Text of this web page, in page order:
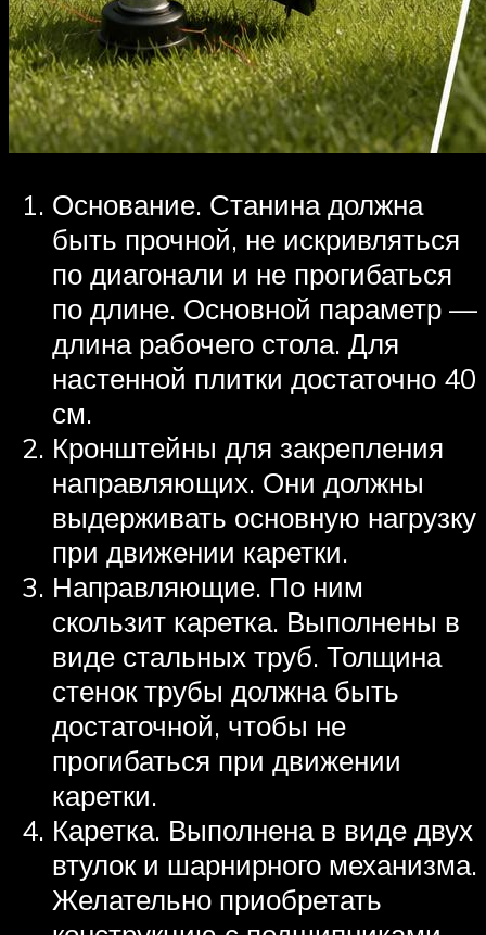
Основание. Станина должна
быть прочной, не искривляться
по диагонали и не прогибаться
по длине. Основной параметр —
длина рабочего стола. Для
настенной плитки достаточно 40
см.
Кронштейны для закрепления
направляющих. Они должны
выдерживать основную нагрузку
при движении каретки.
Направляющие. По ним
скользит каретка. Выполнены в
виде стальных труб. Толщина
стенок трубы должна быть
достаточной, чтобы не
прогибаться при движении
каретки.
Каретка. Выполнена в виде двух
втулок и шарнирного механизма.
Желательно приобретать